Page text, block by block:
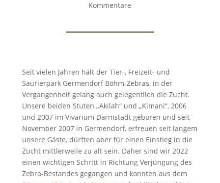
Kommentare
Seit vielen Jahren hält der Tier-, Freizeit- und
Saurierpark Germendorf Böhm-Zebras, in der
Vergangenheit gelang auch gelegentlich die Zucht.
Unsere beiden Stuten „Akilah“ und „Kimani“, 2006
und 2007 im Vivarium Darmstadt geboren und seit
November 2007 in Germendorf, erfreuen seit langem
unsere Gäste, dürften aber für einen Einstieg in die
Zucht mittlerweile zu alt sein. Daher sind wir 2022
einen wichtigen Schritt in Richtung Verjüngung des
Zebra-Bestandes gegangen und konnten aus dem